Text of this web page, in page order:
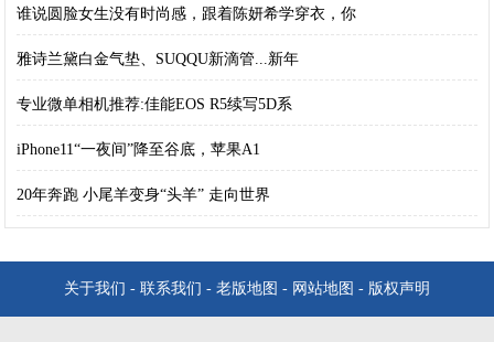
谁说圆脸女生没有时尚感，跟着陈妍希学穿衣，你
雅诗兰黛白金气垫、SUQQU新滴管...新年
专业微单相机推荐:佳能EOS R5续写5D系
iPhone11“一夜间”降至谷底，苹果A1
20年奔跑 小尾羊变身“头羊” 走向世界
关于我们 - 联系我们 - 老版地图 - 网站地图 - 版权声明